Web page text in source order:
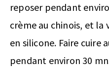
reposer pendant
crème au chinois, et la
en silicone. Faire cuire
pendant environ 30